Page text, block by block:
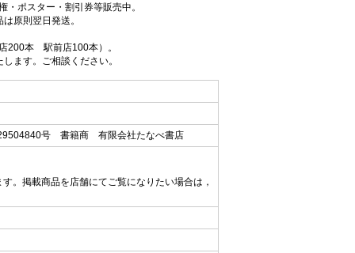
ポスター・割引券等販売中。
原則翌日発送。
200本 駅前店100本）。
ます。ご相談ください。
号 書籍商 有限会社たなべ書店
。掲載商品を店舗にてご覧になりたい場合は，